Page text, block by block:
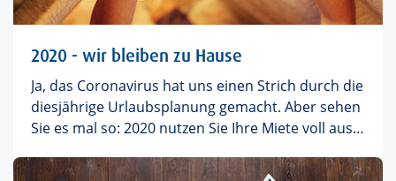
2020 - wir bleiben zu Hause
Ja, das Coronavirus hat uns einen Strich durch die
diesjährige Urlaubsplanung gemacht. Aber sehen
Sie es mal so: 2020 nutzen Sie Ihre Miete voll aus.
konzentrieren uns voll und ganz auf die positiven